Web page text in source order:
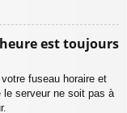
est toujours
fuseau horaire et
le serveur ne soit pas à